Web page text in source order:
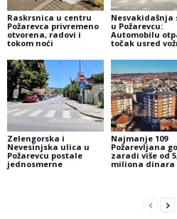
Raskrsnica u centru
Požarevca privremeno
otvorena, radovi i
tokom noći
Nesvakidašnja
u Požarevcu:
Automobilu
točak usred
Zelengorska i
Nevesinjska ulica u
Požarevcu postale
jednosmerne
Najmanje 109
Požarevljana
zaradi više od
miliona dinara